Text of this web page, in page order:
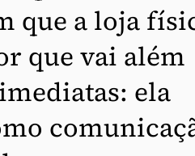
que a loja
que vai além
ela